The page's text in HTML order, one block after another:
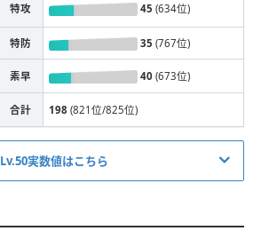
特攻 45 (634位)
特防 35 (767位)
素早 40 (673位)
合計 198 (821位/825位)
Lv.50実数値はこちら
135 103 88 88